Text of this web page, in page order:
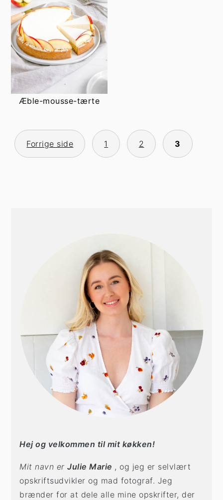
Æble-mousse-tærte
PAGINERING
AFForrige side 1 2 3
Hej og velkommen til mit køkken!
Mit navn erJulie Marie , og jeg er selvlært
opskriftsudvikler og mad fotograf. Jeg
brænder for at dele alle mine opskrifter, der